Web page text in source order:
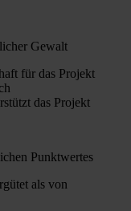
Gewalt
für das Projekt
das Projekt
Punktwertes
als von